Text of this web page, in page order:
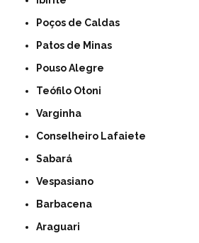
Poços de Caldas
Patos de Minas
Pouso Alegre
Teófilo Otoni
Varginha
Conselheiro Lafaiete
Sabará
Vespasiano
Barbacena
Araguari